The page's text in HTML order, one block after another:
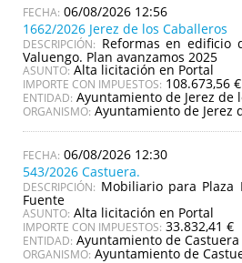
06/08/2026 12:56
1662/2026 Jerez de los Caballeros
DESCRIPCIÓN: Reformas en edificio
Valuengo. Plan avanzamos 2025
ASUNTO: Alta licitación en Portal
IMPORTE CON IMPUESTOS: 108.673,56 €
ENTIDAD: Ayuntamiento de Jerez de
ORGANISMO: Ayuntamiento de Jerez
06/08/2026 12:30
543/2026 Castuera.
DESCRIPCIÓN: Mobiliario para Plaza
Fuente
ASUNTO: Alta licitación en Portal
IMPORTE CON IMPUESTOS: 33.832,41 €
ENTIDAD: Ayuntamiento de Castuera
ORGANISMO: Ayuntamiento de